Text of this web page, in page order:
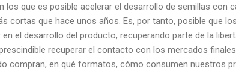
los que es posible acelerar el desarrollo de semillas con
cortas que hace unos años. Es, por tanto, posible que
el desarrollo del producto, recuperando parte de la
recuperar el contacto con los mercados
compran, en qué formatos, cómo consumen nuestros